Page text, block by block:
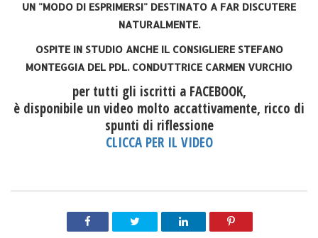
UN "MODO DI ESPRIMERSI" DESTINATO A FAR DISCUTERE
NATURALMENTE.
OSPITE IN STUDIO ANCHE IL CONSIGLIERE STEFANO
MONTEGGIA DEL PDL. CONDUTTRICE CARMEN VURCHIO
per tutti gli iscritti a FACEBOOK,
è disponibile un video molto accattivamente, ricco di
spunti di riflessione
CLICCA PER IL VIDEO